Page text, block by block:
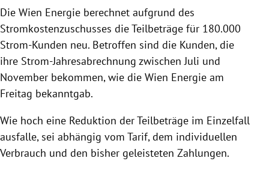
Untermenü
Die Wien Energie berechnet aufgrund des
Stromkostenzuschusses die Teilbeträge für 180.000
Strom-Kunden neu. Betroffen sind die Kunden, die
ihre Strom-Jahresabrechnung zwischen Juli und
November bekommen, wie die Wien Energie am
Freitag bekanntgab.
Wie hoch eine Reduktion der Teilbeträge im Einzelfall
ausfalle, sei abhängig vom Tarif, dem individuellen
Verbrauch und den bisher geleisteten Zahlungen.